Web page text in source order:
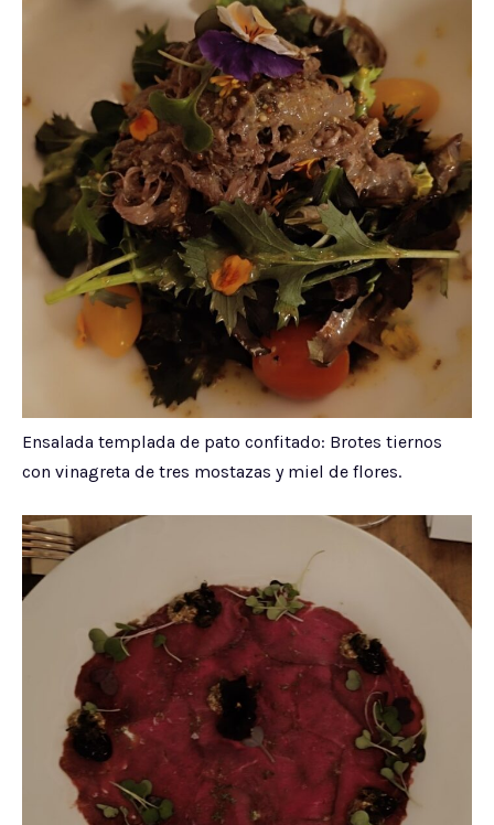
Ensalada templada de pato confitado: Brotes tiernos
con vinagreta de tres mostazas y miel de flores.